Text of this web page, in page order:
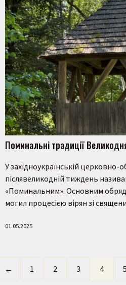
Поминальні традиції
У західноукраїнській церковно-
післявеликодній тиждень
«Поминальним». Основним
могил процесією вірян зі
01.05.2025
← 1 2 3 4 5